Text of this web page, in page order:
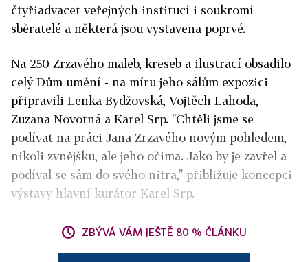
čtyřiadvacet veřejných institucí i soukromí
sběratelé a některá jsou vystavena poprvé.
Na 250 Zrzavého maleb, kreseb a ilustrací obsadilo
celý Dům umění - na míru jeho sálům expozici
připravili Lenka Bydžovská, Vojtěch Lahoda,
Zuzana Novotná a Karel Srp. "Chtěli jsme se
podívat na práci Jana Zrzavého novým pohledem,
nikoli zvnějšku, ale jeho očima. Jako by je zavřel a
podíval se sám do svého nitra," přibližuje koncepci
výstavy hlavní kurátor Karel Srp.
ZBÝVÁ VÁM JEŠTĚ 80 % ČLÁNKU